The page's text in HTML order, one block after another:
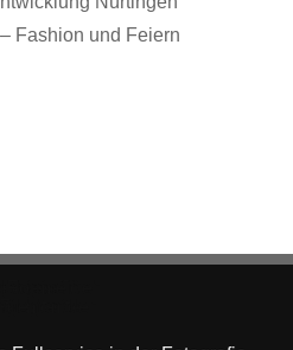
Fashion und Feiern